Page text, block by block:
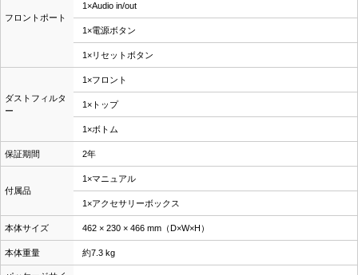
フロントポート
1×Audio in/out
1×電源ボタン
1×リセットボタン
ダストフィルタ
ー
1×フロント
1×トップ
1×ボトム
保証期間 2年
付属品
1×マニュアル
1×アクセサリーボックス
本体サイズ 462 × 230 × 466 mm（D×W×H）
本体重量 約7.3 kg